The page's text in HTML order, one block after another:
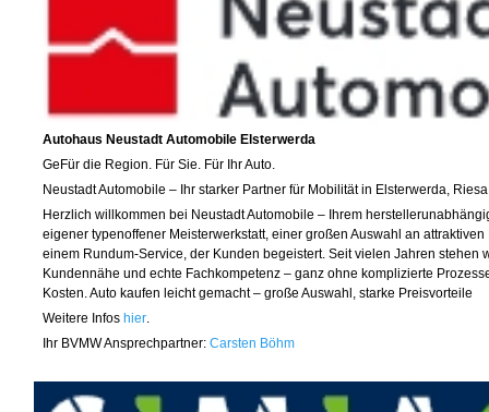
Autohaus Neustadt Automobile Elsterwerda
GeFür die Region. Für Sie. Für Ihr Auto.
Neustadt Automobile – Ihr starker Partner für Mobilität in Elsterwerda,
Herzlich willkommen bei Neustadt Automobile – Ihrem
eigener typenoffener Meisterwerkstatt, einer großen Auswahl an
einem Rundum-Service, der Kunden begeistert. Seit vielen Jahren stehen
Kundennähe und echte Fachkompetenz – ganz ohne komplizierte
Kosten. Auto kaufen leicht gemacht – große Auswahl, starke Preisvorteile
Weitere Infos hier.
Ihr BVMW Ansprechpartner: Carsten Böhm